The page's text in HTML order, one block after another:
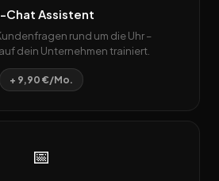
Chat Assistent
rund um die Uhr –
dein Unternehmen trainiert.
+ 9,90 €/Mo.
📅